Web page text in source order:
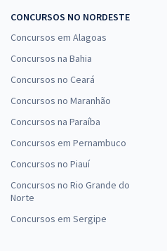
CONCURSOS NO NORDESTE
Concursos em Alagoas
Concursos na Bahia
Concursos no Ceará
Concursos no Maranhão
Concursos na Paraíba
Concursos em Pernambuco
Concursos no Piauí
Concursos no Rio Grande do
Norte
Concursos em Sergipe